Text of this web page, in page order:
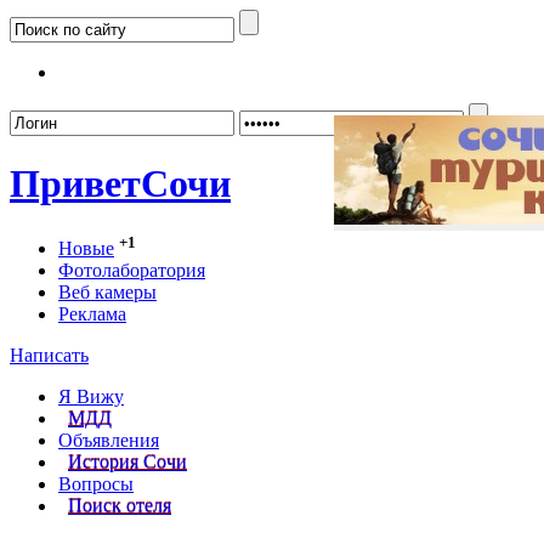
ПриветСочи
Новые +1
Фотолаборатория
Веб камеры
Реклама
Написать
Я Вижу
МДД
Объявления
История Сочи
Вопросы
Поиск отеля